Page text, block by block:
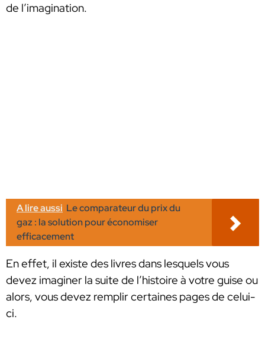
de l’imagination.
A lire aussi Le comparateur du prix du
gaz : la solution pour économiser
efficacement
En effet, il existe des livres dans lesquels vous
devez imaginer la suite de l’histoire à votre guise ou
alors, vous devez remplir certaines pages de celui-
ci.